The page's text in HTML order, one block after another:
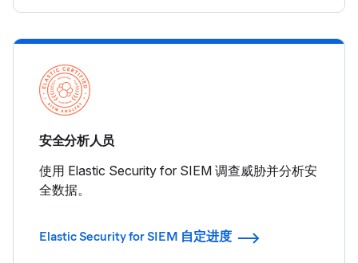
安全分析人员
使用 Elastic Security for SIEM 调查威胁并分析安
全数据。
Elastic Security for SIEM 自定进度